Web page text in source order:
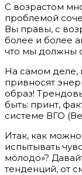
С возрастом
проблемой
Вы правы, с
более и более
что мы должны
На самом
привносят
образ!
быть: принт,
системе ВГО
Итак, как
испытывать
молодо»?
тенденций, от